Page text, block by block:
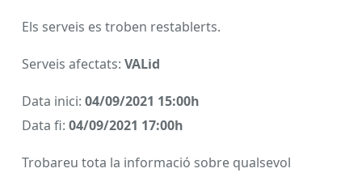
Els serveis es troben restablerts.
Serveis afectats: VALid
Data inici: 04/09/2021 15:00h
Data fi: 04/09/2021 17:00h
Trobareu tota la informació sobre qualsevol